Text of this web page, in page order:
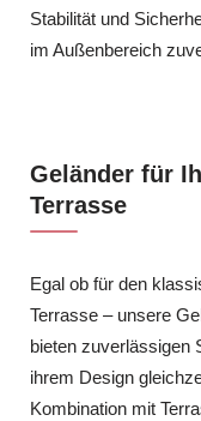
Stabilität und
im Außenbereich
Geländer für
Terrasse
Egal ob für den
Terrasse – unsere
bieten zuverlässigen
ihrem Design
Kombination mit